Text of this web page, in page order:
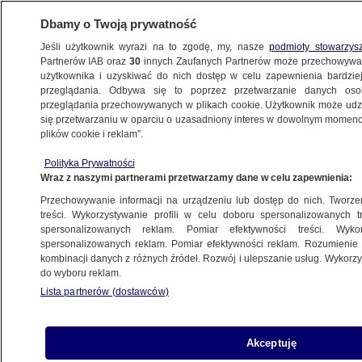
BIZNES
RYNKI
ws. "frankowiczów". "Na razie nie ma
miejsca na dyskusję"
16.03.2015, 17:18
Udostępnij
Dbamy o Twoją prywatność
Jeśli użytkownik wyrazi na to zgodę, my, naszepodmioty
Partnerów IAB oraz30 innych Zaufanych Partnerów może
użytkownika i uzyskiwać do nich dostęp w celu zapewnienia
przeglądania. Odbywa się to poprzez przetwarzanie danych
przeglądania przechowywanych w plikach cookie. Użytkownik może
się przetwarzaniu w oparciu o uzasadniony interes w dowolnym
plików cookie i reklam”.
Polityka Prywatności
Wraz z naszymi partnerami przetwarzamy dane w celu zapewnienia:
Przechowywanie informacji na urządzeniu lub dostęp do nich.
treści. Wykorzystywanie profili w celu doboru spersonalizowanych
spersonalizowanych reklam. Pomiar efektywności treści.
spersonalizowanych reklam. Pomiar efektywności reklam.
kombinacji danych z różnych źródeł. Rozwój i ulepszanie usług.
do wyboru reklam.
Lista partnerów (dostawców)
Akceptuję